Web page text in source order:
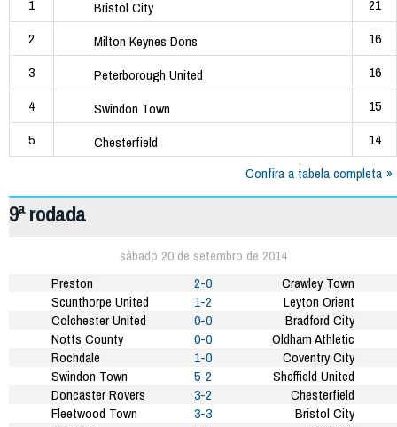
1 Bristol City
21
2
Milton Keynes Dons
16
3
Peterborough United
16
4
Swindon Town
15
5
Chesterfield
14
Confira a tabela completa
9ª rodada
sábado 20 de setembro de 2014
Preston
2-0
Crawley Town
Scunthorpe United
1-2
Leyton Orient
Colchester United
0-0
Bradford City
Notts County
0-0
Oldham Athletic
Rochdale
1-0
Coventry City
Swindon Town
5-2
Sheffield United
Doncaster Rovers
3-2
Chesterfield
Fleetwood Town
3-3
Bristol City